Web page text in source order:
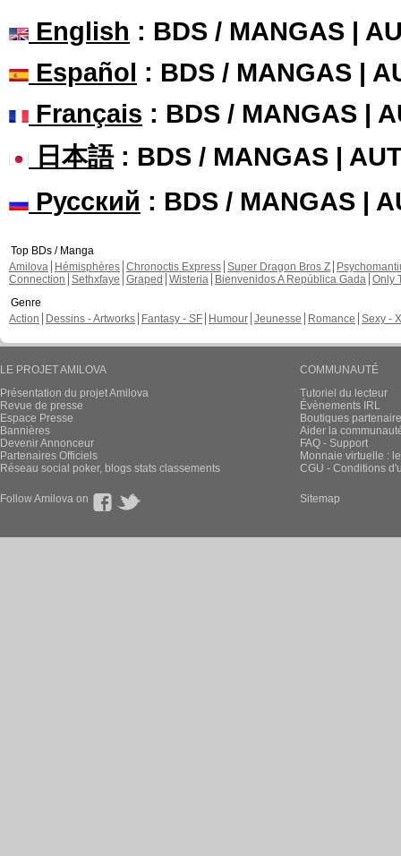
English : BDS / MANGAS |
Español : BDS / MANGAS |
Français : BDS / MANGAS |
日本語: BDS / MANGAS |
Русский : BDS / MANGAS |
Top BDs / Manga
Amilova
Hémisphères Chronoctis Express Super Dragon Bros Z
Connection Sethxfaye Graped Wisteria Bienvenidos A República Gada Only
Genre
Action
Dessins - Artworks Fantasy - SF Humour Jeunesse Romance Sexy -
LE PROJET AMILOVA
Présentation du projet Amilova
Revue de presse
Espace Presse
Bannières
Devenir Annonceur
Partenaires Officiels
Réseau social poker, blogs stats classements
COMMUNAUTÉ
Tutoriel du lecteur
Évènements IRL
Boutiques
Aider la
FAQ - Support
Monnaie virtuelle :
CGU - Conditions
Follow Amilova on Sitemap